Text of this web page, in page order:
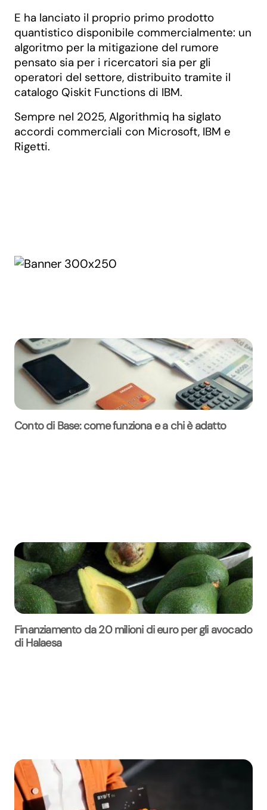
E ha lanciato il proprio primo prodotto
quantistico disponibile commercialmente: un
algoritmo per la mitigazione del rumore
pensato sia per i ricercatori sia per gli
operatori del settore, distribuito tramite il
catalogo Qiskit Functions di IBM.
Sempre nel 2025, Algorithmiq ha siglato
accordi commerciali con Microsoft, IBM e
Rigetti.
Conto di Base: come funziona e a chi è adatto
Finanziamento da 20 milioni di euro per gli avocado
di Halaesa